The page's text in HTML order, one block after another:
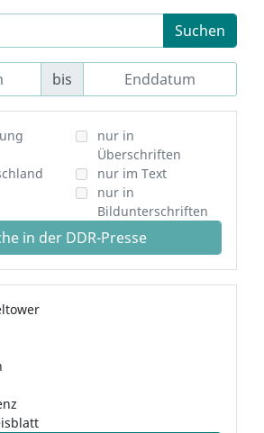
Suchen
bis
nur in
Überschriften
nur im Text
nur in
Bildunterschriften
in der DDR-Presse